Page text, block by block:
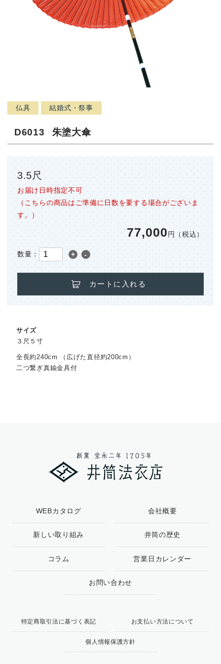
仏具 結婚式・祭事
D6013 朱塗大傘
3.5尺
お届け日時指定不可
（こちらの商品はご準備に日数を要する場合がございま
す。）
77,000円（税込）
数量： + -
カートに入れる
サイズ
３尺５寸
全長約240cm （広げた直径約200cm）
二つ繋ぎ真鍮金具付
WEBカタログ 会社概要
新しい取り組み 井筒の歴史
コラム 営業日カレンダー
お問い合わせ
特定商取引法に基づく表記 お支払い方法について
個人情報保護方針